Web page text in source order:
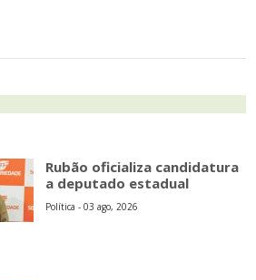
Rubão oficializa candidatura
a deputado estadual
Política - 03 ago, 2026